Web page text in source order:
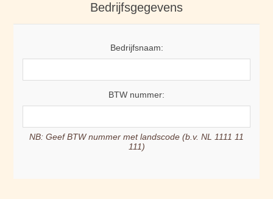
Bedrijfsgegevens
Bedrijfsnaam:
BTW nummer:
NB: Geef BTW nummer met landscode (b.v. NL 1111 11
111)